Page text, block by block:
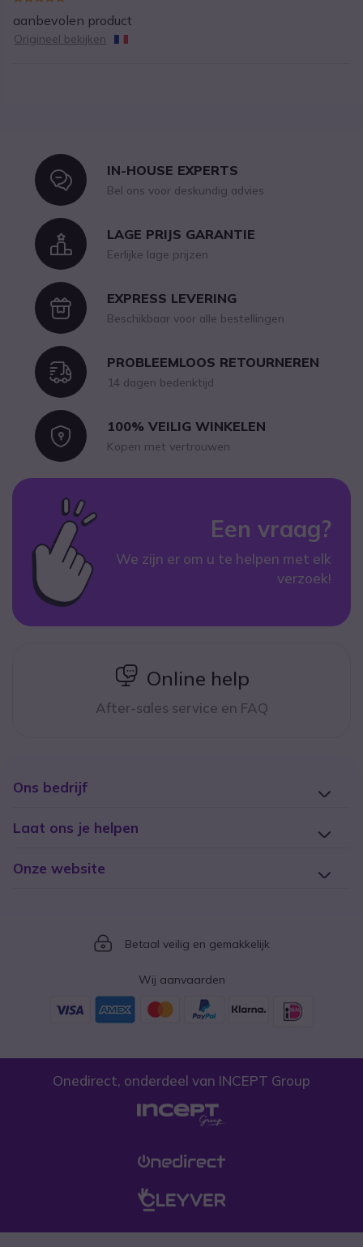
aanbevolen product
Origineel bekijken
IconIN-HOUSE EXPERTS
Bel ons voor deskundig advies
IconLAGE PRIJS GARANTIE
Eerlijke lage prijzen
IconEXPRESS LEVERING
Beschikbaar voor alle bestellingen
IconPROBLEEMLOOS RETOURNEREN
14 dagen bedenktijd
Icon100% VEILIG WINKELEN
Kopen met vertrouwen
Een vraag?
We zijn er om u te helpen met elk
verzoek!
icon
Online help
After-sales service en FAQ
Ons bedrijf
Laat ons je helpen
Onze website
Icon
Betaal veilig en gemakkelijk
Wij aanvaarden
Onedirect, onderdeel van INCEPT Group